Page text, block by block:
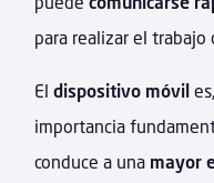
para realizar el
Eldispositivo móvil
importancia
conduce a una mayor